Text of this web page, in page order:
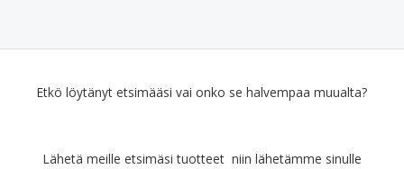
Etkö löytänyt etsimääsi vai onko se halvempaa muualta?
Lähetä meille etsimäsi tuotteet niin lähetämme sinulle